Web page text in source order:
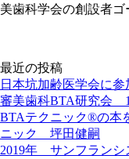
美歯科学会の創設者ゴ
最近の投稿
日本坑加齢医学会に
審美歯科BTA研究会
BTAテクニック®の本
ニック 坪田健嗣
2019年 サンフラン